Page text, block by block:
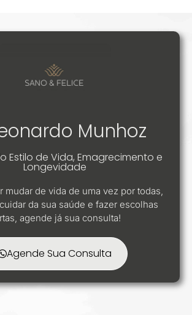
Munhoz
Estilo de Vida, Emagrecimento e
Longevidade
mudar de vida de uma vez por todas,
da sua saúde e fazer escolhas
agende já sua consulta!
Agende Sua Consulta